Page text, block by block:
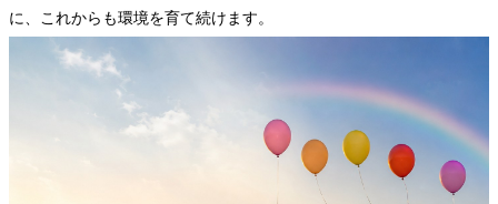
に、これからも環境を育て続けます。